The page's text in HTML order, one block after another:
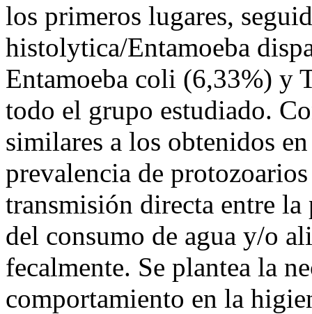
los primeros lugares,
histolytica/Entamoeba
Entamoeba coli (6,33%) y
todo el grupo estudiado.
similares a los obtenidos
prevalencia de
transmisión directa entre
del consumo de agua y/o
fecalmente. Se plantea la
comportamiento en la